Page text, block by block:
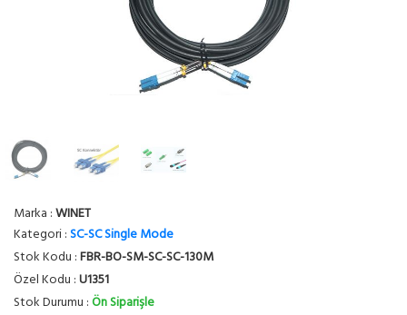
Marka :WINET
Kategori :SC-SC Single Mode
Stok Kodu :FBR-BO-SM-SC-SC-130M
Özel Kodu :U1351
Stok Durumu :Ön Siparişle